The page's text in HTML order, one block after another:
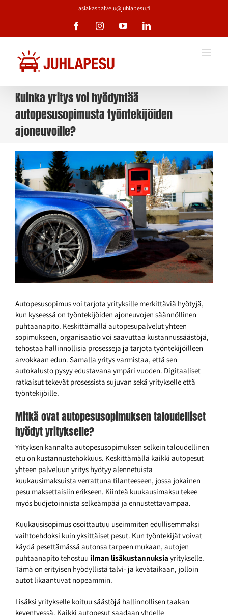
asiakaspalvelu@juhlapesu.fi
FacebookInstagramYouTubeLinkedIn
Kuinka yritys voi hyödyntää
autopesusopimusta työntekijöiden
ajoneuvoille?
Katso
kuvaa
isompana
Autopesusopimus voi tarjota yrityksille merkittäviä hyötyjä,
kun kyseessä on työntekijöiden ajoneuvojen säännöllinen
puhtaanapito. Keskittämällä autopesupalvelut yhteen
sopimukseen, organisaatio voi saavuttaa kustannussäästöjä,
tehostaa hallinnollisia prosesseja ja tarjota työntekijöilleen
arvokkaan edun. Samalla yritys varmistaa, että sen
autokalusto pysyy edustavana ympäri vuoden. Digitaaliset
ratkaisut tekevät prosessista sujuvan sekä yritykselle että
työntekijöille.
Mitkä ovat autopesusopimuksen taloudelliset
hyödyt yritykselle?
Yrityksen kannalta autopesusopimuksen selkein taloudellinen
etu on kustannustehokkuus. Keskittämällä kaikki autopesut
yhteen palveluun yritys hyötyy alennetuista
kuukausimaksuista verrattuna tilanteeseen, jossa jokainen
pesu maksettaisiin erikseen. Kiinteä kuukausimaksu tekee
myös budjetoinnista selkeämpää ja ennustettavampaa.
Kuukausisopimus osoittautuu useimmiten edullisemmaksi
vaihtoehdoksi kuin yksittäiset pesut. Kun työntekijät voivat
käydä pesettämässä autonsa tarpeen mukaan, autojen
puhtaanapito tehostuu ilman lisäkustannuksia yritykselle.
Tämä on erityisen hyödyllistä talvi- ja kevätaikaan, jolloin
autot likaantuvat nopeammin.
Lisäksi yritykselle koituu säästöjä hallinnollisen taakan
keventyessä. Kaikki autopesut saadaan yhdelle